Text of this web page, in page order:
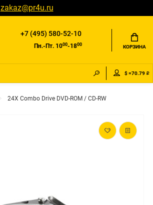
zakaz@pr4u.ru
+7 (495) 580-52-10
Пн.-Пт. 1000-1800 КОРЗИНА
$ =70.79 ₽
24X Combo Drive DVD-ROM / CD-RW